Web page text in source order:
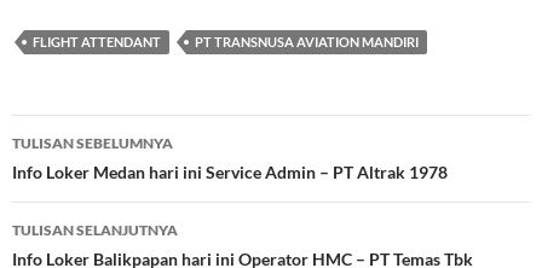
FLIGHT ATTENDANT PT TRANSNUSA AVIATION MANDIRI
Navigasi
Tulisan
TULISAN SEBELUMNYA
Info Loker Medan hari ini Service Admin – PT Altrak 1978
TULISAN SELANJUTNYA
Info Loker Balikpapan hari ini Operator HMC – PT Temas Tbk